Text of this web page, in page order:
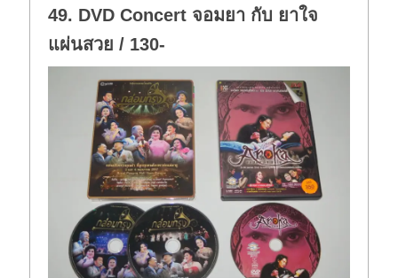
49. DVD Concert จอมยา กับ ยาใจ
แผ่นสวย / 130-